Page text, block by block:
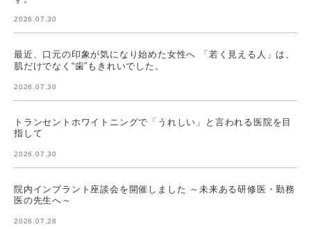
2026.07.30
最近、口元の印象が気になり始めた女性へ 「若く見える人」は、
肌だけでなく“歯”もきれいでした。
2026.07.30
トランセントホワイトニングで「うれしい」と言われる医院を目
指して
2026.07.30
院内インプラント座談会を開催しました ～未来ある研修医・勤務
医の先生へ～
2026.07.28